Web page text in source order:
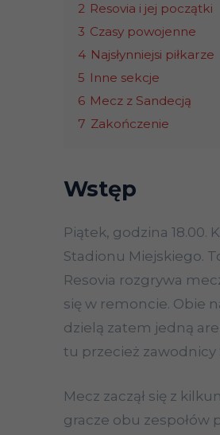
2 Resovia i jej początki
3 Czasy powojenne
4 Najsłynniejsi piłkarze
5 Inne sekcje
6 Mecz z Sandecją
7 Zakończenie
Wstęp
Piątek, godzina 18.00.
Stadionu Miejskiego.
Resovia rozgrywa
się w remoncie. Obie
dzielą zatem jedną
tu przecież zawodnicy
Mecz zaczął się z
gracze obu zespołów